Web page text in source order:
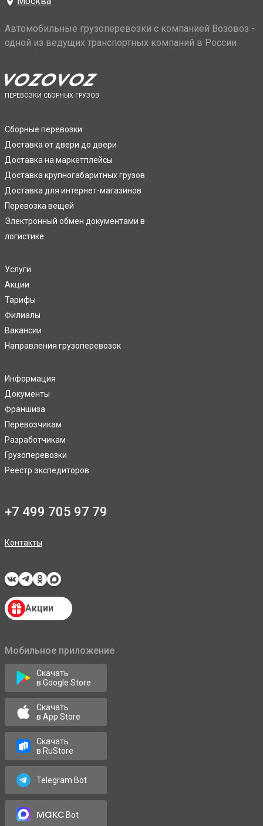
Автомобильные грузоперевозки с компанией Возовоз -
одной из ведущих транспортных компаний в России
ПЕРЕВОЗКИ СБОРНЫХ ГРУЗОВ
Сборные перевозки
Доставка от двери до двери
Доставка на маркетплейсы
Доставка крупногабаритных грузов
Доставка для интернет-магазинов
Перевозка вещей
Электронный обмен документами в
логистике
Услуги
Акции
Тарифы
Филиалы
Вакансии
Направления грузоперевозок
Информация
Документы
Франшиза
Перевозчикам
Разработчикам
Грузоперевозки
Реестр экспедиторов
+7 499 705 97 79
Контакты
Акции
Мобильное приложение
Скачать
в Google Store
Скачать
в App Store
Скачать
в RuStore
Telegram Bot
максBot